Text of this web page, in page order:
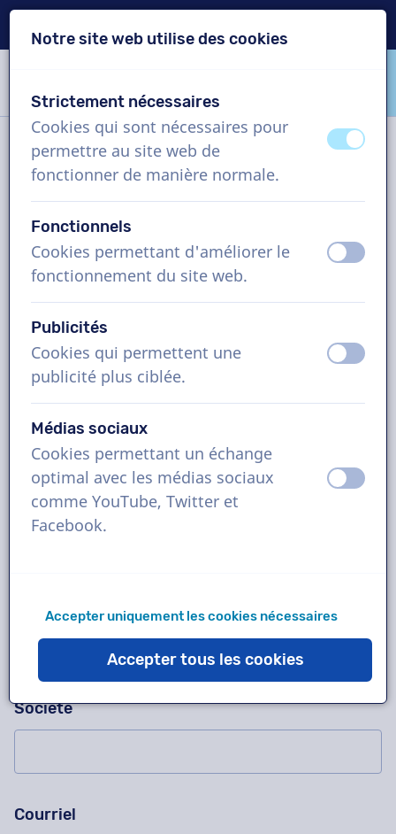
VoiceProductions
Contact
VoiceProductions
Gaston Crommenlaan 8
9050 Gent
support@voiceproductions.com
1 (855) 999-9119
Veuillez ne pas compléter ce champ
Demandez-nous n'importe quoi !
Contactez-nous pour un enregistrement d'essai
gratuit, un devis, des questions sur notre
méthode de travail, des projets complexes ou
Société
Courriel
Notre site web utilise des cookies
Strictement nécessaires
Cookies qui sont nécessaires pour
permettre au site web de
fonctionner de manière normale.
éteint
Fonctionnels
Cookies permettant d'améliorer le
fonctionnement du site web.
éteint
Publicités
Cookies qui permettent une
publicité plus ciblée.
éteint
Médias sociaux
Cookies permettant un échange
optimal avec les médias sociaux
comme YouTube, Twitter et
Facebook.
éteint
Accepter uniquement les cookies nécessaires
Accepter tous les cookies